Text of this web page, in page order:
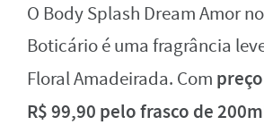
O Body Splash Dream Amor
Boticário é uma fragrância
Floral Amadeirada. Com
R$ 99,90 pelo frasco de